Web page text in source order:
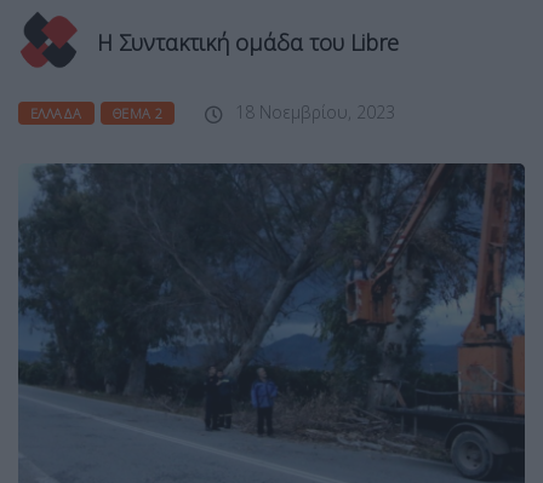
Η Συντακτική ομάδα του Libre
ΕΛΛΆΔΑ ΘΈΜΑ 2 18 Νοεμβρίου, 2023